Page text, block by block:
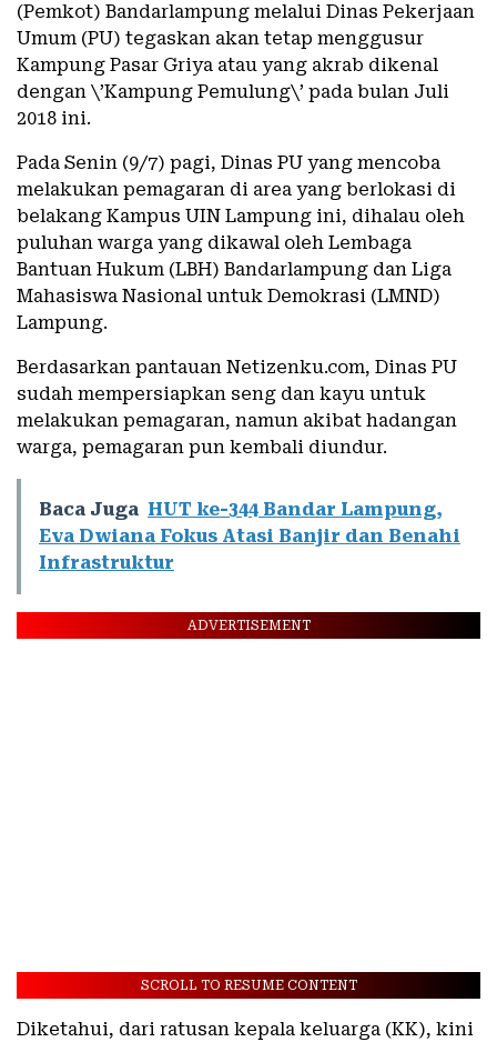
(Pemkot) Bandarlampung melalui Dinas Pekerjaan
Umum (PU) tegaskan akan tetap menggusur
Kampung Pasar Griya atau yang akrab dikenal
dengan \’Kampung Pemulung\’ pada bulan Juli
2018 ini.
Pada Senin (9/7) pagi, Dinas PU yang mencoba
melakukan pemagaran di area yang berlokasi di
belakang Kampus UIN Lampung ini, dihalau oleh
puluhan warga yang dikawal oleh Lembaga
Bantuan Hukum (LBH) Bandarlampung dan Liga
Mahasiswa Nasional untuk Demokrasi (LMND)
Lampung.
Berdasarkan pantauan Netizenku.com, Dinas PU
sudah mempersiapkan seng dan kayu untuk
melakukan pemagaran, namun akibat hadangan
warga, pemagaran pun kembali diundur.
Baca Juga HUT ke-344 Bandar Lampung,
Eva Dwiana Fokus Atasi Banjir dan Benahi
Infrastruktur
ADVERTISEMENT
SCROLL TO RESUME CONTENT
Diketahui, dari ratusan kepala keluarga (KK), kini